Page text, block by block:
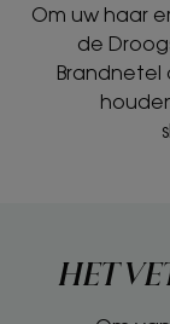
Om uw haar
de
Brandnetel
HET